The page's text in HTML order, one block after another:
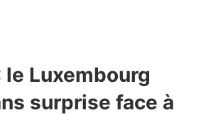
le Luxembourg
surprise face à